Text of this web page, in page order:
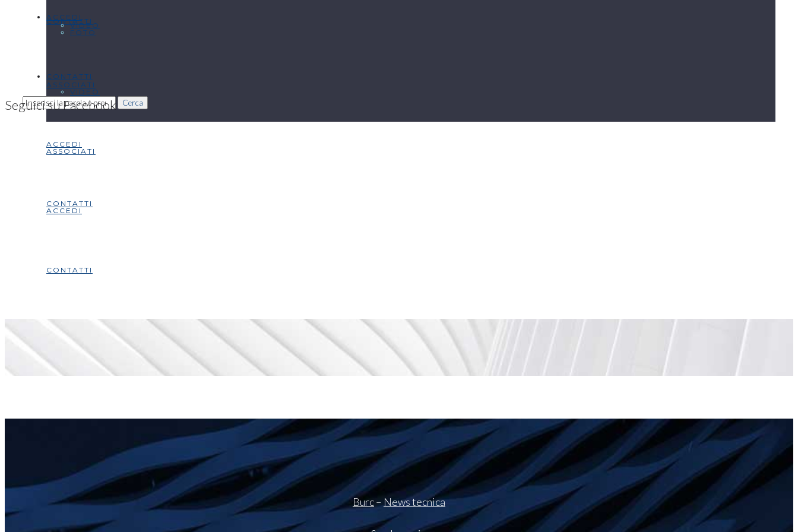
ACCEDI
CONTATTI
CONTATTI
Cerca
VIDEO
ASSOCIATI
ACCEDI
CONTATTI
FOTO
VIDEO
ASSOCIATI
ACCEDI
CONTATTI
Seguici su Facebook
Burc–News tecnica